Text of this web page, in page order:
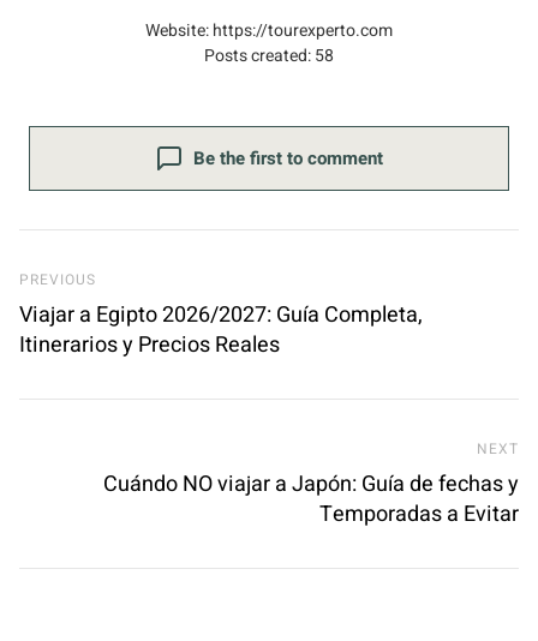
Website:https://tourexperto.com
Posts created: 58
Be the first to comment
Previous Post
PREVIOUS
Viajar a Egipto 2026/2027: Guía Completa,
Itinerarios y Precios Reales
NEXT
Cuándo NO viajar a Japón: Guía de fechas y
Temporadas a Evitar